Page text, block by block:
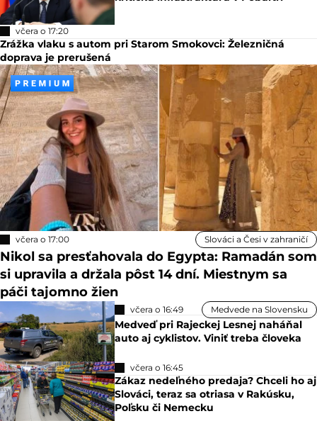
včera o 17:20
Zrážka vlaku s autom pri Starom Smokovci: Železničná
doprava je prerušená
včera o 17:00 Slováci a Česi v zahraničí
Nikol sa presťahovala do Egypta: Ramadán som
si upravila a držala pôst 14 dní. Miestnym sa
páči tajomno žien
včera o 16:49 Medvede na Slovensku
Medveď pri Rajeckej Lesnej naháňal
auto aj cyklistov. Viniť treba človeka
včera o 16:45
Zákaz nedeľného predaja? Chceli ho aj
Slováci, teraz sa otriasa v Rakúsku,
Poľsku či Nemecku